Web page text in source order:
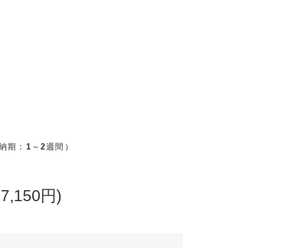
期： 1 ～2週間）
円)